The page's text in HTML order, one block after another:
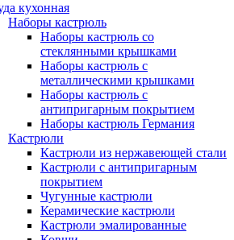
кухонная
Наборы кастрюль
Наборы кастрюль со
стеклянными крышками
Наборы кастрюль с
металлическими крышками
Наборы кастрюль с
антипригарным покрытием
Наборы кастрюль Германия
Кастрюли
Кастрюли из нержавеющей стали
Кастрюли с антипригарным
покрытием
Чугунные кастрюли
Керамические кастрюли
Кастрюли эмалированные